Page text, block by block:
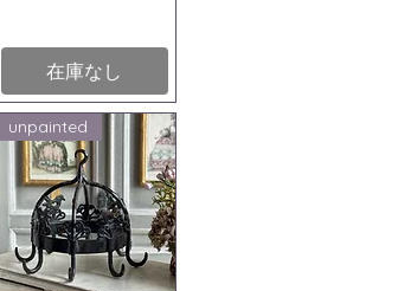
在庫なし
unpainted